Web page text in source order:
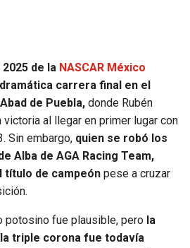
de la NASCAR México
carrera final en el
de Puebla, donde Rubén
victoria al llegar en primer lugar con
Sin embargo, quien se robó los
Alba de AGA Racing Team,
título de campeón pese a cruzar
potosino fue plausible, pero la
triple corona fue todavía